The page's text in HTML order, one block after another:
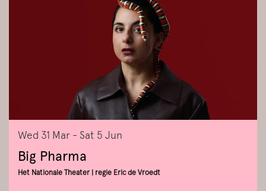
Big Pharma
Het Nationale Theater | regie Eric de Vroedt
Wed 31 Mar - Sat 5 Jun